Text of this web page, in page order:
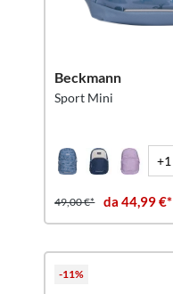
Beckmann
Sport Mini
+1
49,00 €* da 44,99 €*
-11%